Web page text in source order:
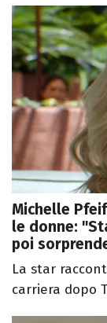
Michelle
le donne:
poi
La star
carriera dopo